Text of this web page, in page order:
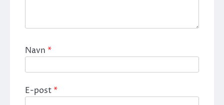
Navn *
E-post*